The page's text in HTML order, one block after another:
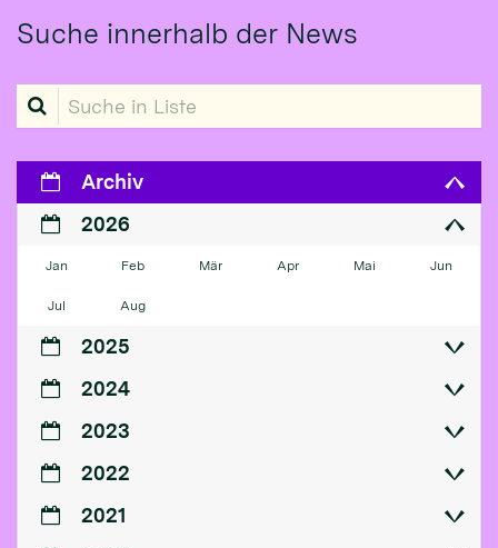
Suche innerhalb der News
Suche in Liste
Archiv
2026
Jan Feb Mär Apr Mai Jun
Jul Aug
2025
2024
2023
2022
2021